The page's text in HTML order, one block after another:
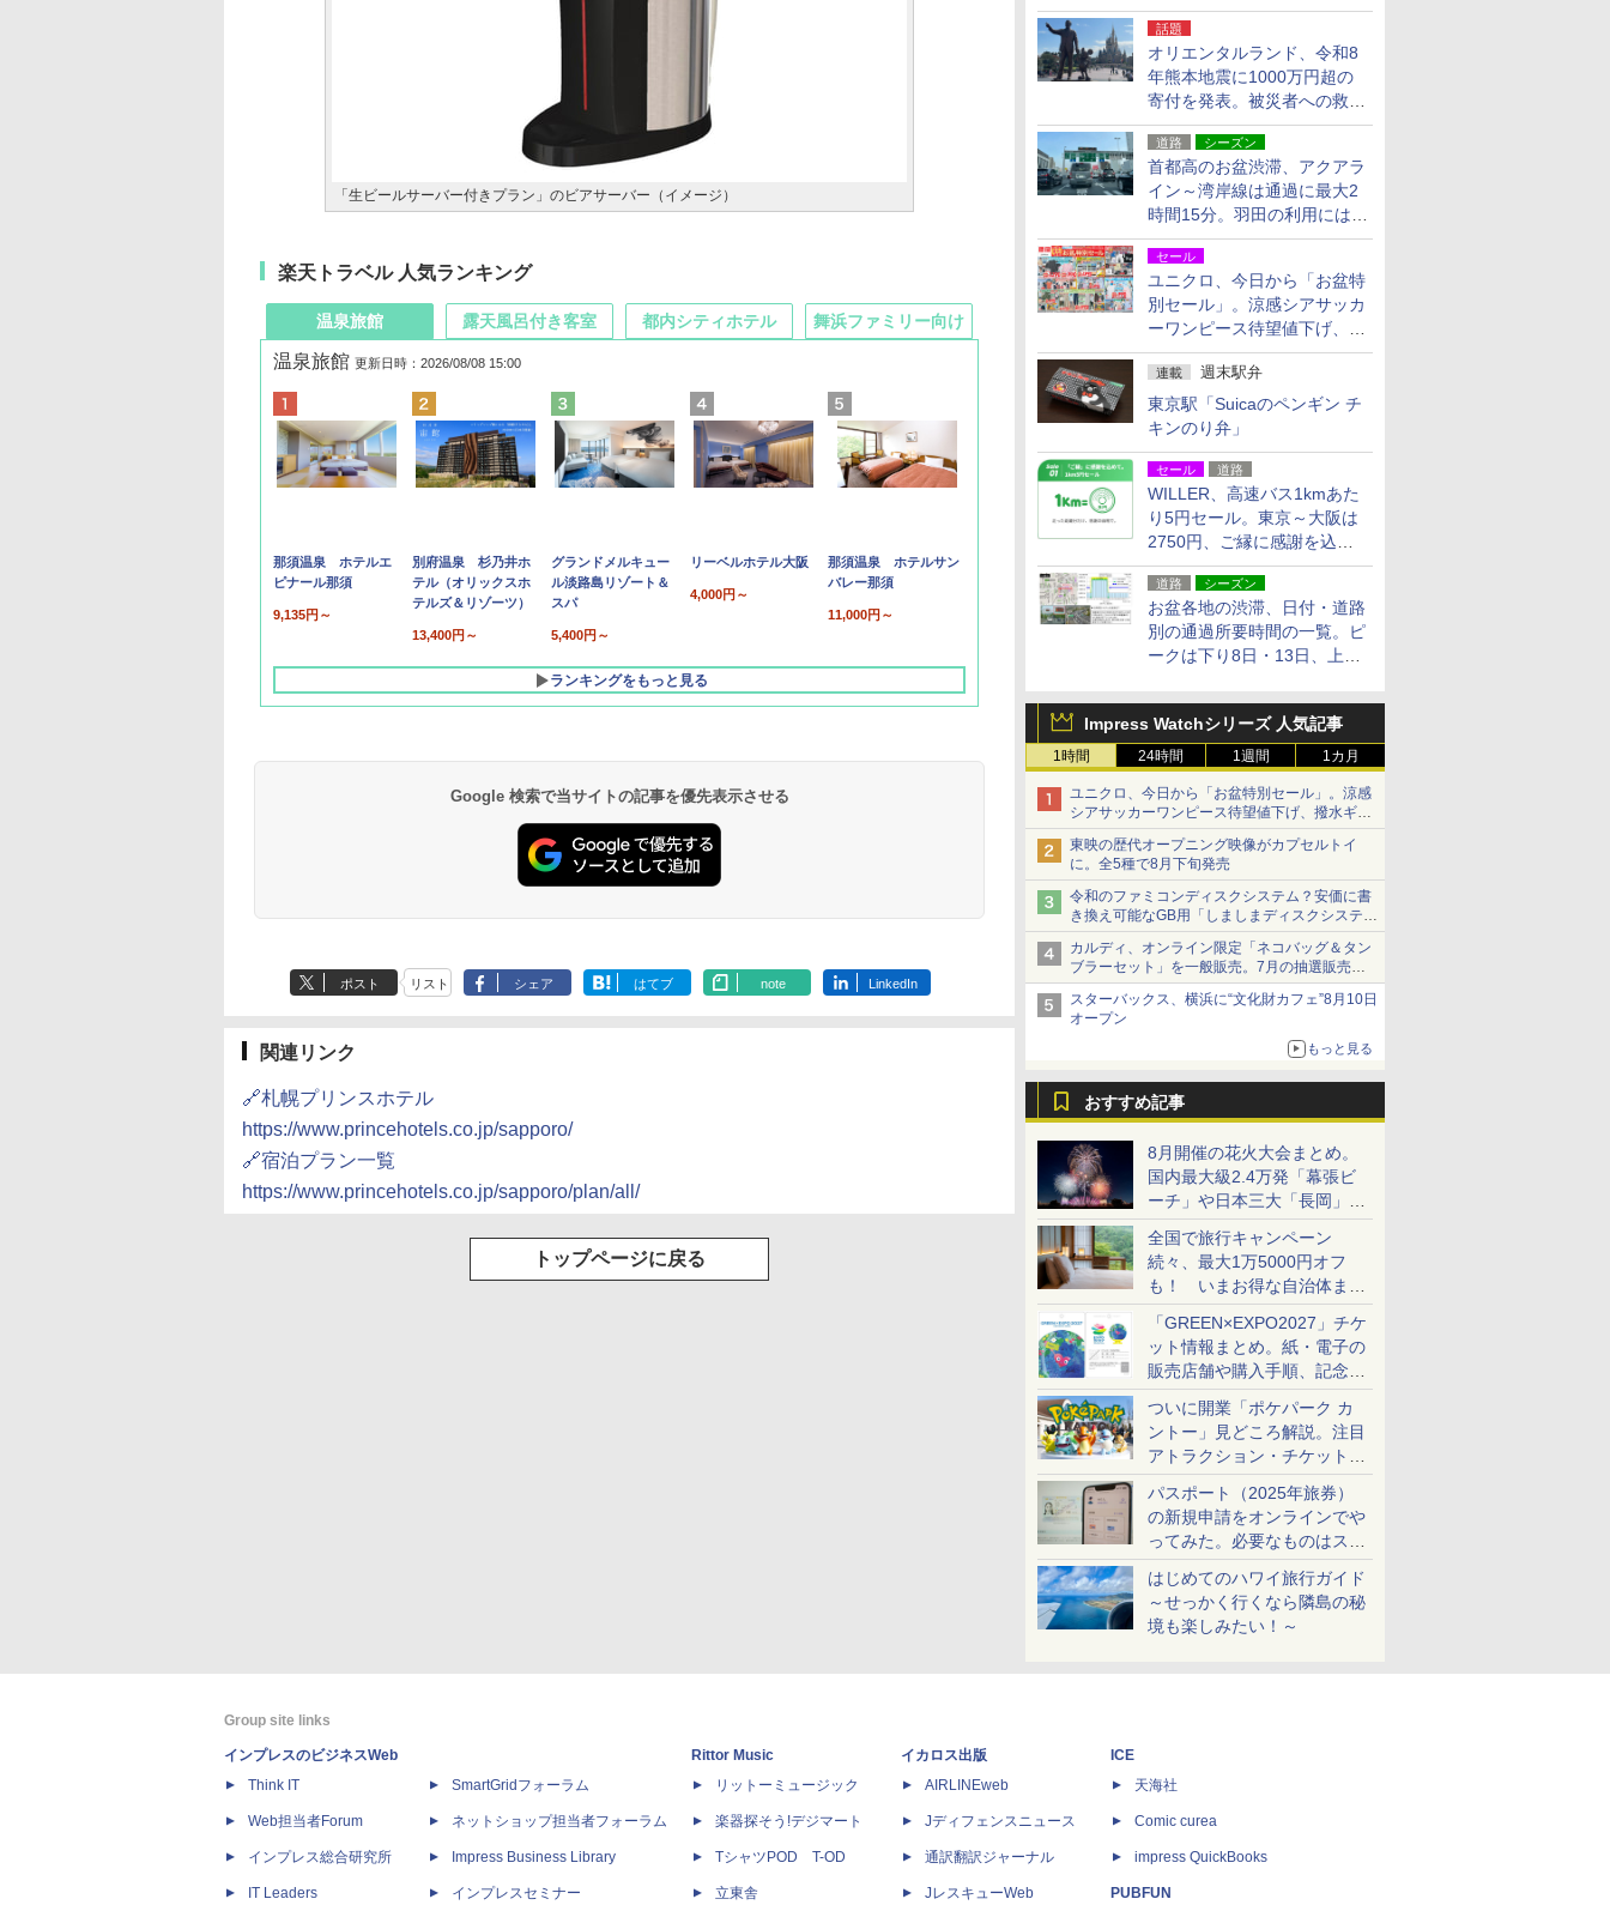
への迂回は料金調整を実施
話題
オリエンタルランド、令和8
年熊本地震に1000万円超の
寄付を発表。被災者への救援
活動・復旧支援
道路 シーズン
首都高のお盆渋滞、アクアラ
イン～湾岸線は通過に最大2
時間15分。羽田の利用には
「空港西出口」の利用検討を
セール
ユニクロ、今日から「お盆特
別セール」。涼感シアサッカ
ーワンピース待望値下げ、撥
水ギアショーツは1990円に
連載 週末駅弁
東京駅「Suicaのペンギン チ
キンのり弁」
セール 道路
WILLER、高速バス1kmあた
り5円セール。東京～大阪は
2750円、ご縁に感謝を込め
た20周年記念キャンペーン
道路 シーズン
お盆各地の渋滞、日付・道路
別の通過所要時間の一覧。ピ
ークは下り8日・13日、上り
Impress Watchシリーズ 人気記事
1時間 24時間 1週間 1カ月
ユニクロ、今日から「お盆特別セール」。涼感
シアサッカーワンピース待望値下げ、撥水ギア
ショーツは1990円に
東映の歴代オープニング映像がカプセルトイ
に。全5種で8月下旬発売
令和のファミコンディスクシステム？安価に書
き換え可能なGB用「しましまディスクシステ
ム」
カルディ、オンライン限定「ネコバッグ＆タン
ブラーセット」を一般販売。7月の抽選販売の
当選無効分
スターバックス、横浜に“文化財カフェ”8月10日
オープン
もっと見る
おすすめ記事
8月開催の花火大会まとめ。
国内最大級2.4万発「幕張ビ
ーチ」や日本三大「長岡」な
ど大型イベント目白押し！
全国で旅行キャンペーン
続々、最大1万5000円オフ
も！ いまお得な自治体まと
め
「GREEN×EXPO2027」チケ
ット情報まとめ。紙・電子の
販売店舗や購入手順、記念チ
ケットも解説
ついに開業「ポケパーク カ
ントー」見どころ解説。注目
アトラクション・チケット手
配・来場前に必要な準備は？
パスポート（2025年旅券）
の新規申請をオンラインでや
ってみた。必要なものはスマ
ホとマイナカードのみ
はじめてのハワイ旅行ガイド
～せっかく行くなら隣島の秘
境も楽しみたい！～
「生ビールサーバー付きプラン」のビアサーバー（イメージ）
楽天トラベル 人気ランキング
温泉旅館
温泉旅館 更新日時：2026/08/08 15:00
那須温泉 ホテルエ
ピナール那須
9,135円～
別府温泉 杉乃井ホ
テル（オリックスホ
テルズ＆リゾーツ）
13,400円～
グランドメルキュー
ル淡路島リゾート＆
スパ
5,400円～
リーベルホテル大阪
4,000円～
那須温泉 ホテルサン
バレー那須
11,000円～
ランキングをもっと見る
露天風呂付き客室
14,300円～
ブ 島原温泉ホテル
南風楼
10,450円～
最大級の庭園露天風
呂の宿 清風荘）
19,541円～
11,200円～
都内シティホテル
9,958円～ 5,450円～
ンド東京有明
6,070円～
舞浜ファミリー向け
6,800円～
イ・ホテル
7,950円～
（旧：東京ベイ舞浜
ホテル）
5,758円～
5,200円～ 4,290円～
Google 検索で当サイトの記事を優先表示させる
ポスト リスト シェア はてブ note LinkedIn
関連リンク
🔗札幌プリンスホテル
https://www.princehotels.co.jp/sapporo/
🔗宿泊プラン一覧
https://www.princehotels.co.jp/sapporo/plan/all/
トップページに戻る
Group site links
インプレスのビジネスWeb
Think IT
Web担当者Forum
インプレス総合研究所
IT Leaders
SmartGridフォーラム
ネットショップ担当者フォーラム
Impress Business Library
インプレスセミナー
Rittor Music
リットーミュージック
楽器探そう!デジマート
TシャツPOD T-OD
立東舎
イカロス出版
AIRLINEweb
Jディフェンスニュース
通訳翻訳ジャーナル
JレスキューWeb
ICE
天海社
Comic curea
impress QuickBooks
PUBFUN